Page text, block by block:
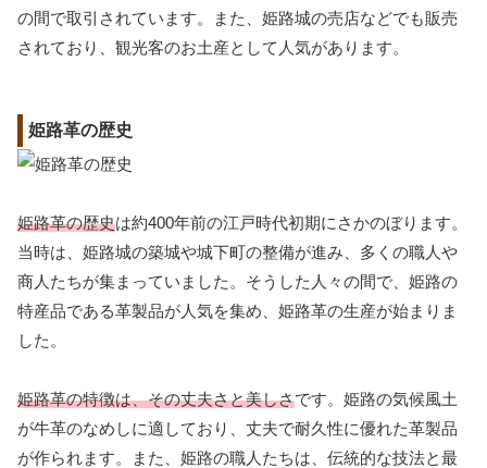
の間で取引されています。また、姫路城の売店などでも販売
されており、観光客のお土産として人気があります。
姫路革の歴史
姫路革の歴史は約400年前の江戸時代初期にさかのぼります。
当時は、姫路城の築城や城下町の整備が進み、多くの職人や
商人たちが集まっていました。そうした人々の間で、姫路の
特産品である革製品が人気を集め、姫路革の生産が始まりま
した。
姫路革の特徴は、その丈夫さと美しさです。姫路の気候風土
が牛革のなめしに適しており、丈夫で耐久性に優れた革製品
が作られます。また、姫路の職人たちは、伝統的な技法と最